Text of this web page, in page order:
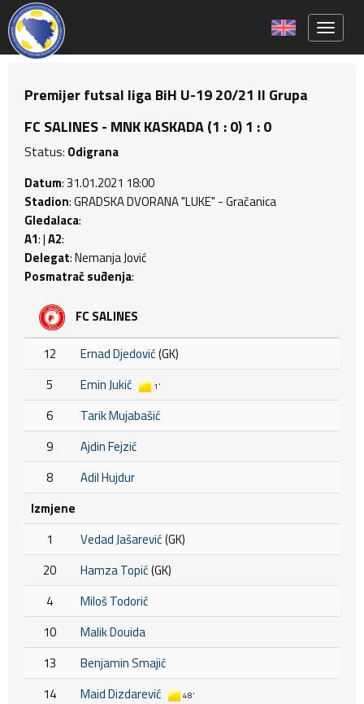
Premijer futsal liga BiH U-19 20/21 II Grupa
FC SALINES - MNK KASKADA (1 : 0) 1 : 0
Status: Odigrana
Datum: 31.01.2021 18:00
Stadion: GRADSKA DVORANA "LUKE" - Gračanica
Gledalaca:
A1: |A2:
Delegat: Nemanja Jović
Posmatrač suđenja:
FC SALINES
12 Ernad Djedović(GK)
5
Emin Jukić 1'
6
Tarik Mujabašić
9
Ajdin Fejzić
8
Adil Hujdur
Izmjene
1
Vedad Jašarević(GK)
20
Hamza Topić(GK)
4
Miloš Todorić
10
Malik Douida
13
Benjamin Smajić
14
Maid Dizdarević 48'